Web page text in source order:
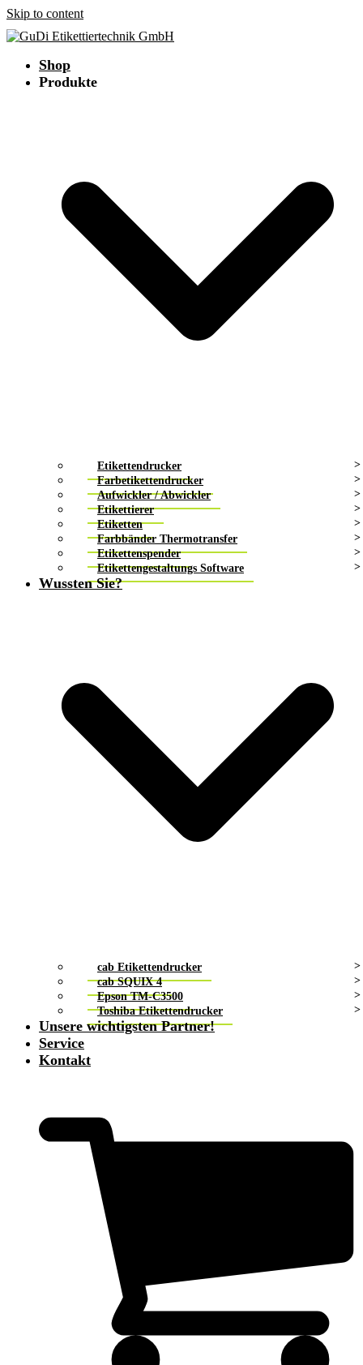
Skip to content
Shop
Produkte
Etikettendrucker
Farbetikettendrucker
Aufwickler / Abwickler
Etikettierer
Etiketten
Farbbänder Thermotransfer
Etikettenspender
Etikettengestaltungs Software
Wussten Sie?
cab Etikettendrucker
cab SQUIX 4
Epson TM-C3500
Toshiba Etikettendrucker
Unsere wichtigsten Partner!
Service
Kontakt